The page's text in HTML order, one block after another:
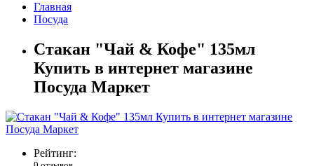
Главная
Посуда
Стакан "Чай & Кофе" 135мл
Купить в интернет магазине
Посуда Маркет
Рейтинг: